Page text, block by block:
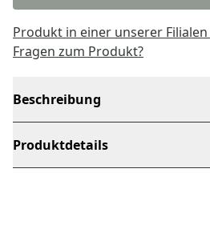
Produkt in einer unserer
Fragen zum Produkt?
Beschreibung
Produktdetails